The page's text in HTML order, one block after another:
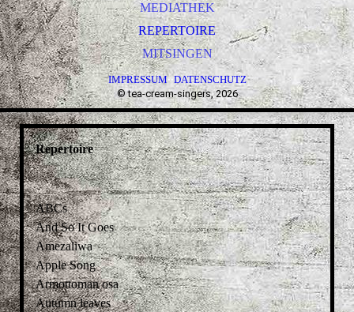
MEDIATHEK
REPERTOIRE
MITSINGEN
IMPRESSUM··DATENSCHUTZ
© tea-cream-singers, 2026
Repertoire
ABCs
And So It Goes
Amezaliwa
Apple Song
Armottoman osa
Autumn leaves